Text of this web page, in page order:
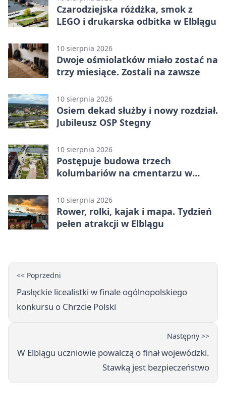
Czarodziejska różdżka, smok z
LEGO i drukarska odbitka w Elblągu
10 sierpnia 2026
Dwoje ośmiolatków miało zostać na
trzy miesiące. Zostali na zawsze
10 sierpnia 2026
Osiem dekad służby i nowy rozdział.
Jubileusz OSP Stegny
10 sierpnia 2026
Postępuje budowa trzech
kolumbariów na cmentarzu w
10 sierpnia 2026
Rower, rolki, kajak i mapa. Tydzień
pełen atrakcji w Elblągu
<< Poprzedni
Pasłęckie licealistki w finale ogólnopolskiego
konkursu o Chrzcie Polski
Następny >>
W Elblągu uczniowie powalczą o finał wojewódzki.
Stawką jest bezpieczeństwo